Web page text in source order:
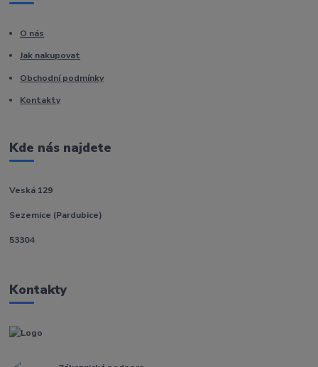
O nás
Jak nakupovat
Obchodní podmínky
Kontakty
Kde nás najdete
Veská 129
Sezemice (Pardubice)
53304
Kontakty